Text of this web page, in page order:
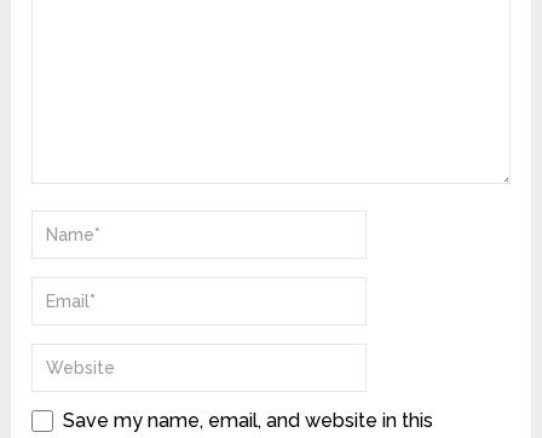
Save my name, email, and website in this